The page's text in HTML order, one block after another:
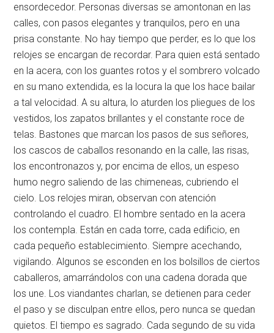
ensordecedor. Personas diversas se amontonan en las
calles, con pasos elegantes y tranquilos, pero en una
prisa constante. No hay tiempo que perder, es lo que los
relojes se encargan de recordar. Para quien está sentado
en la acera, con los guantes rotos y el sombrero volcado
en su mano extendida, es la locura la que los hace bailar
a tal velocidad. A su altura, lo aturden los pliegues de los
vestidos, los zapatos brillantes y el constante roce de
telas. Bastones que marcan los pasos de sus señores,
los cascos de caballos resonando en la calle, las risas,
los encontronazos y, por encima de ellos, un espeso
humo negro saliendo de las chimeneas, cubriendo el
cielo. Los relojes miran, observan con atención
controlando el cuadro. El hombre sentado en la acera
los contempla. Están en cada torre, cada edificio, en
cada pequeño establecimiento. Siempre acechando,
vigilando. Algunos se esconden en los bolsillos de ciertos
caballeros, amarrándolos con una cadena dorada que
los une. Los viandantes charlan, se detienen para ceder
el paso y se disculpan entre ellos, pero nunca se quedan
quietos. El tiempo es sagrado. Cada segundo de su vida